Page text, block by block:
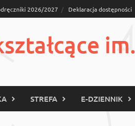
2026/2027 Deklaracja dostępności
STREFA E-DZIENNIK